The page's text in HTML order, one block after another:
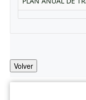
Volver